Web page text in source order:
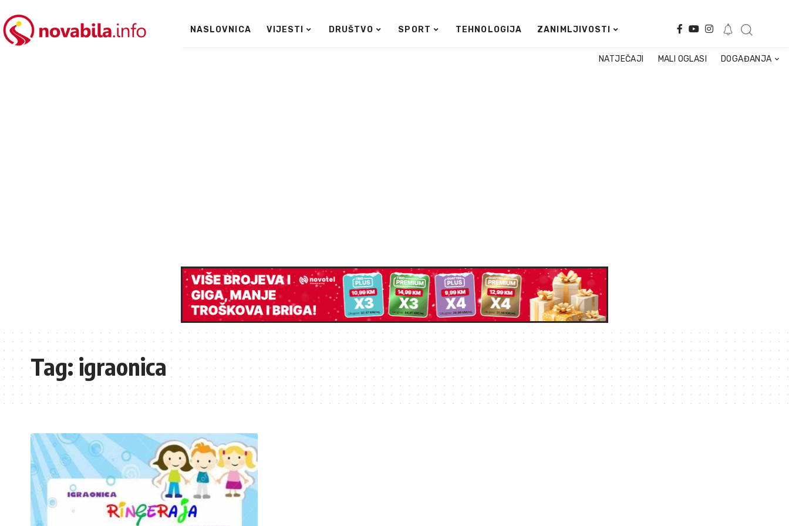
NASLOVNICA VIJESTI DRUŠTVO SPORT TEHNOLOGIJA ZANIMLJIVOSTI
NATJEČAJI MALI OGLASI DOGAĐANJA
Tag:igraonica